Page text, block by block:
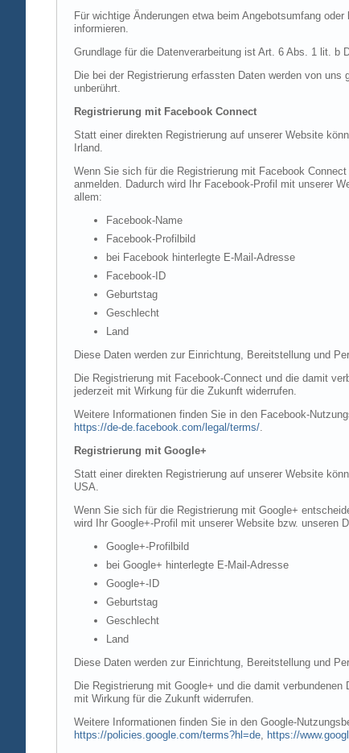
Für wichtige Änderungen etwa beim Angebotsumfang
informieren.
Grundlage für die Datenverarbeitung ist Art. 6 Abs. 1 lit. b
Die bei der Registrierung erfassten Daten werden von
unberührt.
Registrierung mit Facebook Connect
Statt einer direkten Registrierung auf unserer Website
Irland.
Wenn Sie sich für die Registrierung mit Facebook
anmelden. Dadurch wird Ihr Facebook-Profil mit unserer
allem:
Facebook-Name
Facebook-Profilbild
bei Facebook hinterlegte E-Mail-Adresse
Facebook-ID
Geburtstag
Geschlecht
Land
Diese Daten werden zur Einrichtung, Bereitstellung und
Die Registrierung mit Facebook-Connect und die damit
jederzeit mit Wirkung für die Zukunft widerrufen.
Weitere Informationen finden Sie in den Facebook-
https://de-de.facebook.com/legal/terms/.
Registrierung mit Google+
Statt einer direkten Registrierung auf unserer Website
USA.
Wenn Sie sich für die Registrierung mit Google+
wird Ihr Google+-Profil mit unserer Website bzw. unseren
Google+-Profilbild
bei Google+ hinterlegte E-Mail-Adresse
Google+-ID
Geburtstag
Geschlecht
Land
Diese Daten werden zur Einrichtung, Bereitstellung und
Die Registrierung mit Google+ und die damit
mit Wirkung für die Zukunft widerrufen.
Weitere Informationen finden Sie in den Google-
https://policies.google.com/terms?hl=de, https://